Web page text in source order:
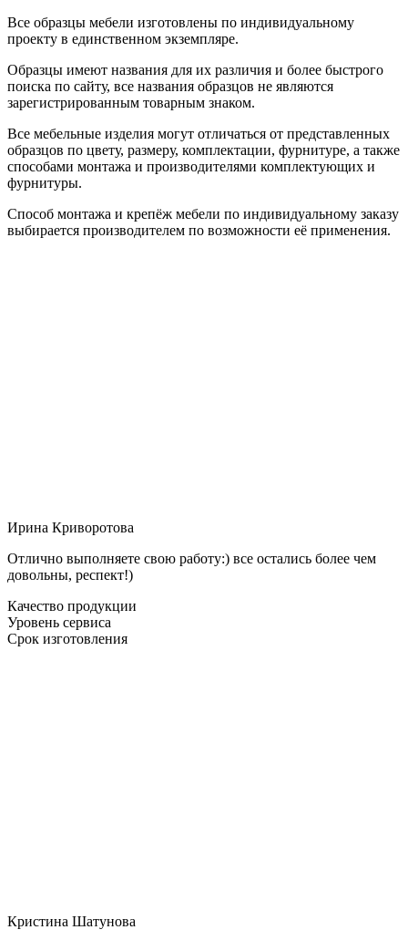
Все образцы мебели изготовлены по индивидуальному
проекту в единственном экземпляре.
Образцы имеют названия для их различия и более быстрого
поиска по сайту, все названия образцов не являются
зарегистрированным товарным знаком.
Все мебельные изделия могут отличаться от представленных
образцов по цвету, размеру, комплектации, фурнитуре, а также
способами монтажа и производителями комплектующих и
фурнитуры.
Способ монтажа и крепёж мебели по индивидуальному заказу
выбирается производителем по возможности её применения.
Ирина Криворотова
Отлично выполняете свою работу:) все остались более чем
довольны, респект!)
Качество продукции
Уровень сервиса
Срок изготовления
Кристина Шатунова